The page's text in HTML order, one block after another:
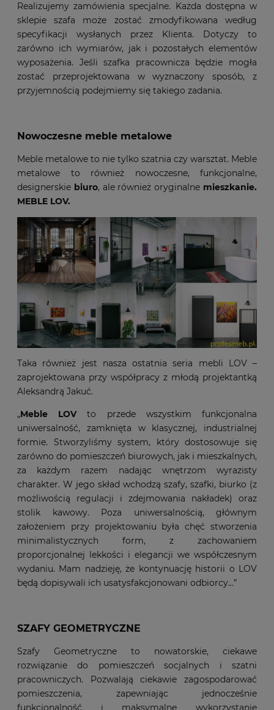
Realizujemy zamówienia specjalne. Każda dostępna w
sklepie szafa może zostać zmodyfikowana według
specyfikacji wysłanych przez Klienta. Dotyczy to
zarówno ich wymiarów, jak i pozostałych elementów
wyposażenia. Jeśli szafka pracownicza będzie mogła
zostać przeprojektowana w wyznaczony sposób, z
przyjemnością podejmiemy się takiego zadania.
Nowoczesne meble metalowe
Meble metalowe to nie tylko szatnia czy warsztat. Meble
metalowe to również nowoczesne, funkcjonalne,
designerskie biuro, ale również oryginalne mieszkanie.
MEBLE LOV.
Taka również jest nasza ostatnia seria mebli LOV –
zaprojektowana przy współpracy z młodą projektantką
Aleksandrą Jakuć.
„Meble LOVto przede wszystkim funkcjonalna
uniwersalność, zamknięta w klasycznej, industrialnej
formie. Stworzyliśmy system, który dostosowuje się
zarówno do pomieszczeń biurowych, jak i mieszkalnych,
za każdym razem nadając wnętrzom wyrazisty
charakter. W jego skład wchodzą szafy, szafki, biurko (z
możliwością regulacji i zdejmowania nakładek) oraz
stolik kawowy. Poza uniwersalnością, głównym
założeniem przy projektowaniu była chęć stworzenia
minimalistycznych form, z zachowaniem
proporcjonalnej lekkości i elegancji we współczesnym
wydaniu. Mam nadzieję, że kontynuację historii o LOV
będą dopisywali ich usatysfakcjonowani odbiorcy…”
SZAFY GEOMETRYCZNE
Szafy Geometryczne to nowatorskie, ciekawe
rozwiązanie do pomieszczeń socjalnych i szatni
pracowniczych. Pozwalają ciekawie zagospodarować
pomieszczenia, zapewniając jednocześnie
funkcjonalność i maksymalne wykorzystanie